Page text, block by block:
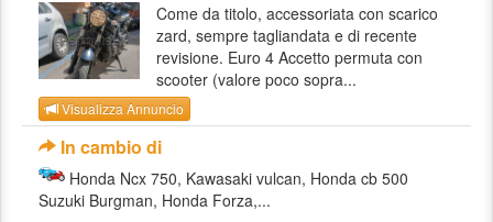
Come da titolo, accessoriata con scarico
zard, sempre tagliandata e di recente
revisione. Euro 4 Accetto permuta con
scooter (valore poco sopra...
Visualizza Annuncio
In cambio di
Honda Ncx 750, Kawasaki vulcan, Honda cb 500
Suzuki Burgman, Honda Forza,...